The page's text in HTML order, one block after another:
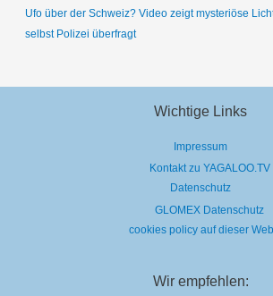
Ufo über der Schweiz? Video zeigt mysteriöse
selbst Polizei überfragt
Wichtige Links
Impressum
Kontakt zu YAGALOO.TV
Datenschutz
GLOMEX Datenschutz
cookies policy auf dieser
Wir empfehlen: